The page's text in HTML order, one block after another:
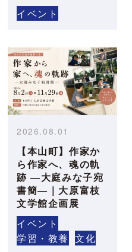
イベント
【本山町】作家か
ら作家へ、魂の軌
跡 ―大庭みな子宛
書簡―｜大原富枝
文学館企画展
2026.08.01
イベント
学習・教養 文化